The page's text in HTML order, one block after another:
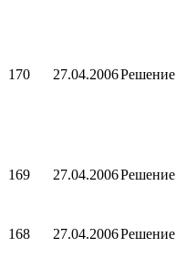
170 27.04.2006Решение
169 27.04.2006Решение
168 27.04.2006Решение